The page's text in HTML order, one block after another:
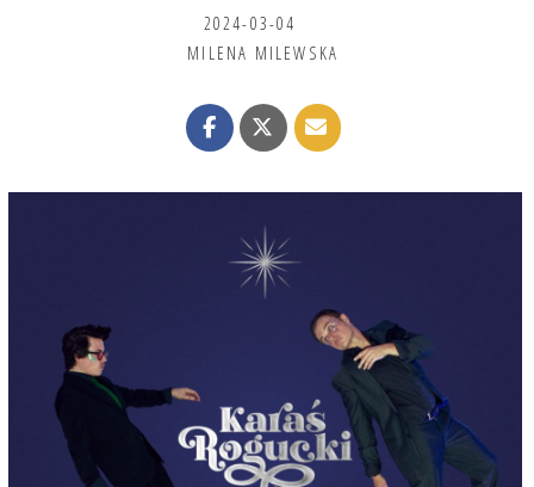
2024-03-04
MILENA MILEWSKA